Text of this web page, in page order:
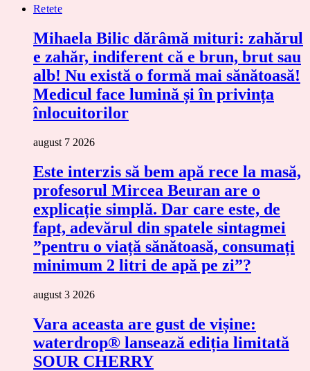
Retete
Mihaela Bilic dărâmă mituri: zahărul
e zahăr, indiferent că e brun, brut sau
alb! Nu există o formă mai sănătoasă!
Medicul face lumină și în privința
înlocuitorilor
august 7 2026
Este interzis să bem apă rece la masă,
profesorul Mircea Beuran are o
explicație simplă. Dar care este, de
fapt, adevărul din spatele sintagmei
”pentru o viață sănătoasă, consumați
minimum 2 litri de apă pe zi”?
august 3 2026
Vara aceasta are gust de vișine:
waterdrop® lansează ediția limitată
SOUR CHERRY